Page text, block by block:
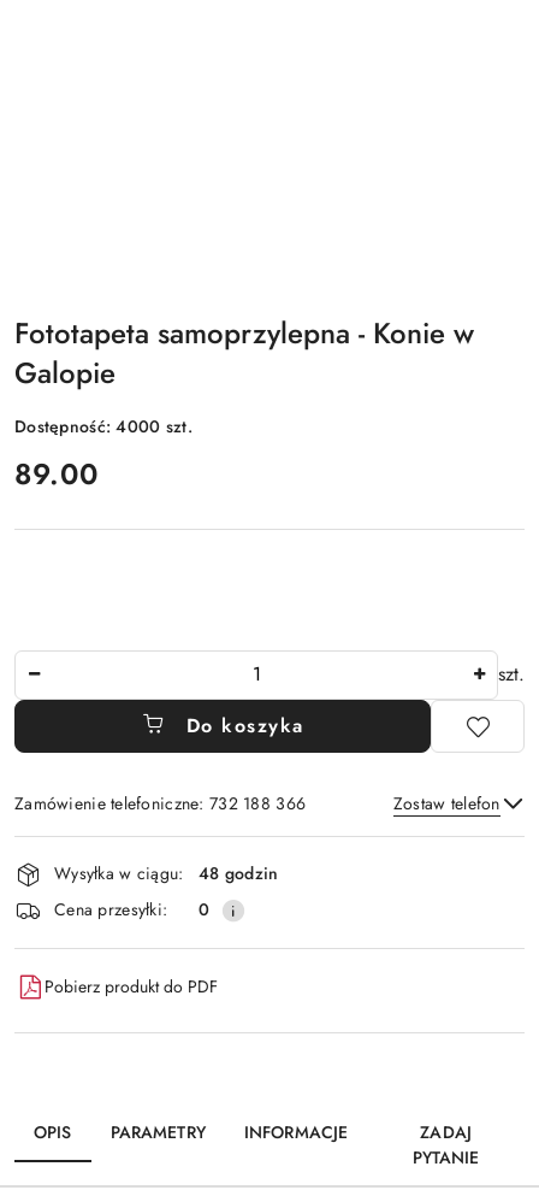
Fototapeta samoprzylepna - Konie w
Galopie
Dostępność:4000 szt.
cena:
89.00
szt.
Do koszyka
Zamówienie telefoniczne: 732 188 366 Zostaw telefon
Wyślij
Dostępność
i
dostawa
Wysyłka w ciągu:
48 godzin
Cena przesyłki:
0
Pobierz produkt do PDF
OPIS PARAMETRY INFORMACJE
ZADAJ
PYTANIE